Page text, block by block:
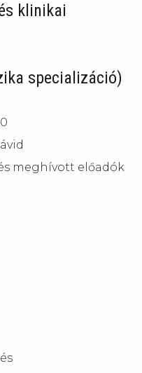
klinikai
specializáció)
meghívott előadók